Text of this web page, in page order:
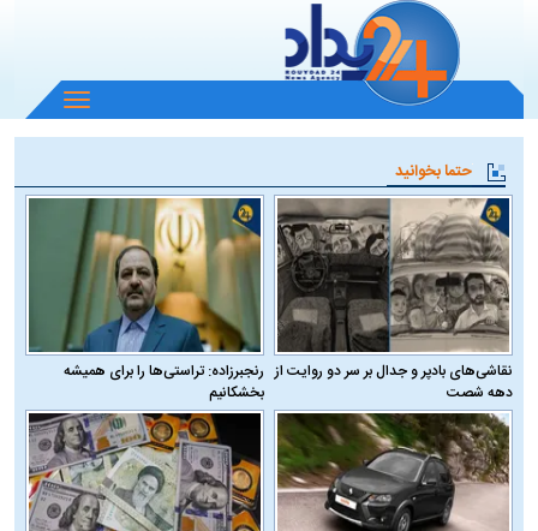
باز
و
منو
حتما بخوانید
نقاشی‌های بادپر و جدال بر سر دو روایت از
دهه شصت
رنجبرزاده: تراستی‌ها را برای همیشه
بخشکانیم